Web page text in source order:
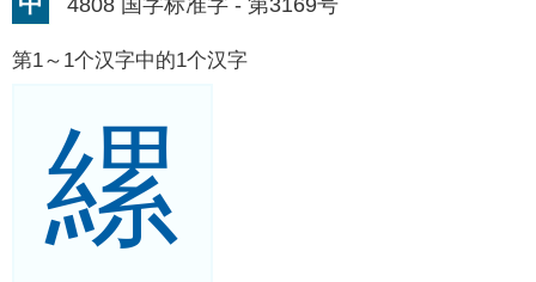
第1～1个汉字中的1个汉字
縲